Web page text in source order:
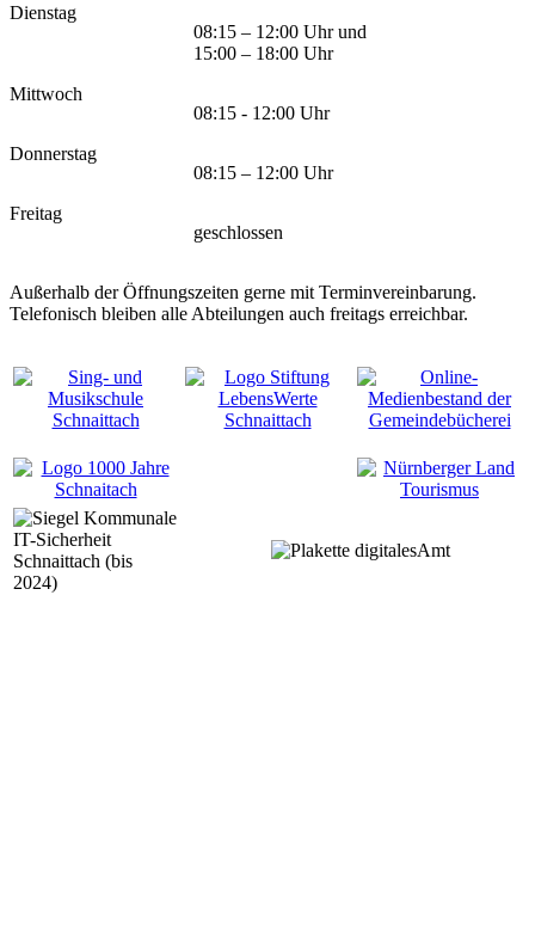
Dienstag
08:15 – 12:00 Uhr und
15:00 – 18:00 Uhr
Mittwoch
08:15 - 12:00 Uhr
Donnerstag
08:15 – 12:00 Uhr
Freitag
geschlossen
Außerhalb der Öffnungszeiten gerne mit Terminvereinbarung.
Telefonisch bleiben alle Abteilungen auch freitags erreichbar.